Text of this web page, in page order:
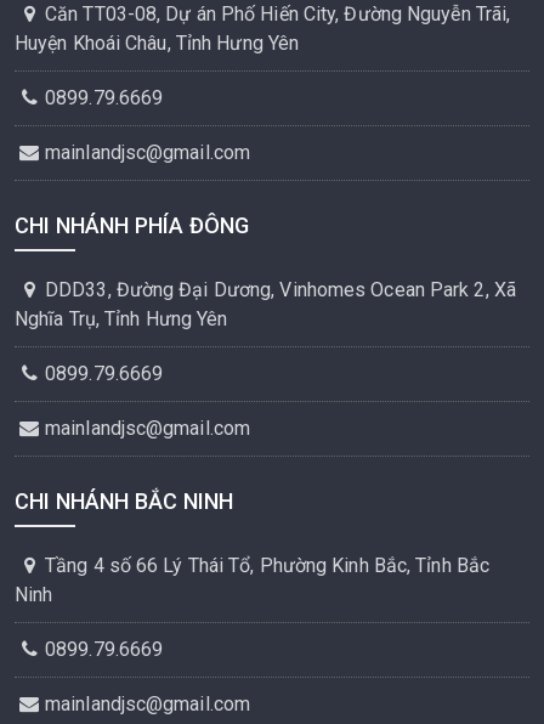
Căn TT03-08, Dự án Phố Hiến City, Đường Nguyễn Trãi,
Huyện Khoái Châu, Tỉnh Hưng Yên
0899.79.6669
mainlandjsc@gmail.com
CHI NHÁNH PHÍA ĐÔNG
DDD33, Đường Đại Dương, Vinhomes Ocean Park 2, Xã
Nghĩa Trụ, Tỉnh Hưng Yên
0899.79.6669
mainlandjsc@gmail.com
CHI NHÁNH BẮC NINH
Tầng 4 số 66 Lý Thái Tổ, Phường Kinh Bắc, Tỉnh Bắc
Ninh
0899.79.6669
mainlandjsc@gmail.com